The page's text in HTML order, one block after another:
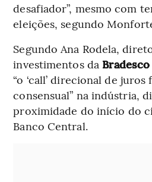
desafiador”, mesmo com
eleições, segundo
Segundo Ana Rodela,
investimentos da
“o ‘call’ direcional de juros
consensual” na indústria,
proximidade do início do
Banco Central.